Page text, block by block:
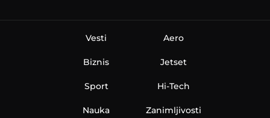
Vesti
Biznis
Sport
Nauka
Aero
Jetset
Hi-Tech
Zanimljivosti